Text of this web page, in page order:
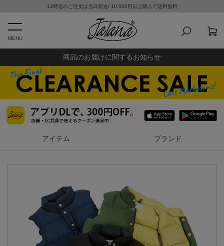
13時迄のご注文は当日発送/ 10,000円以上購入で送料無料
MENU
商品のお届けに関するお知らせ
アイテム ブランド